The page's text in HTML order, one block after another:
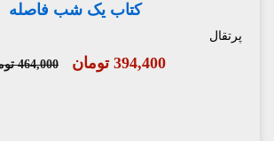
کتاب یک شب فاصله
پرتقال
394,400 تومان 464,000 تومان